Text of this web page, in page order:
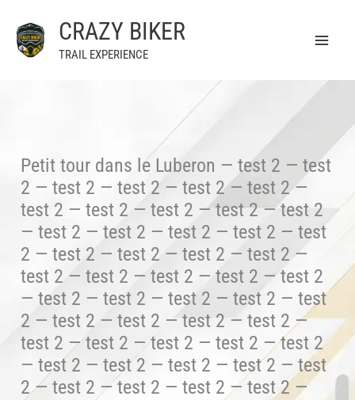
contenu
CRAZY BIKER
TRAIL EXPERIENCE
Petit tour dans le Luberon — test 2 — test
2 — test 2 — test 2 — test 2 — test 2 —
test 2 — test 2 — test 2 — test 2 — test 2
— test 2 — test 2 — test 2 — test 2 — test
2 — test 2 — test 2 — test 2 — test 2 —
test 2 — test 2 — test 2 — test 2 — test 2
— test 2 — test 2 — test 2 — test 2 — test
2 — test 2 — test 2 — test 2 — test 2 —
test 2 — test 2 — test 2 — test 2 — test 2
— test 2 — test 2 — test 2 — test 2 — test
2 — test 2 — test 2 — test 2 — test 2 —